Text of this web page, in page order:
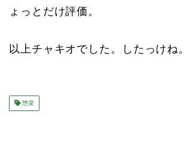
ょっとだけ評価。
以上チャキオでした。したっけね。
惣菜